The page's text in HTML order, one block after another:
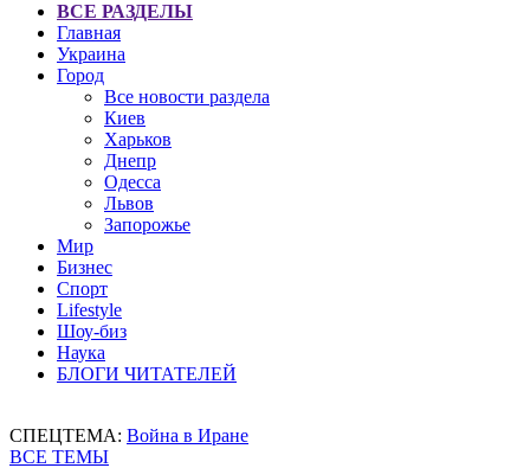
ВСЕ РАЗДЕЛЫ
Главная
Украина
Город
Все новости раздела
Киев
Харьков
Днепр
Одесса
Львов
Запорожье
Мир
Бизнес
Спорт
Lifestyle
Шоу-биз
Наука
БЛОГИ ЧИТАТЕЛЕЙ
СПЕЦТЕМА: Война в Иране
ВСЕ ТЕМЫ